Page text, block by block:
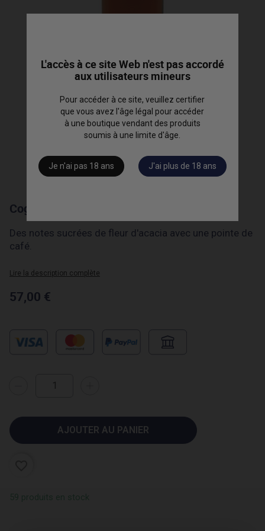
L'accès à ce site Web n'est pas accordé
aux utilisateurs mineurs
Pour accéder à ce site, veuillez certifier
que vous avez l'âge légal pour accéder
à une boutique vendant des produits
soumis à une limite d'âge.
Je n'ai pas 18 ans J'ai plus de 18 ans
Cognac "Barrique 2.4" - 50cl
Des notes sucrées de fleur d'acacia avec une pointe de
café.
Lire la description complète
57,00 €
AJOUTER AU PANIER